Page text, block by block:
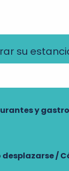
su
y
desplazarse /
virtual, que